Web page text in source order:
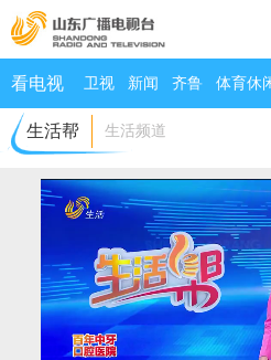
看电视 卫视 新闻 齐鲁 体育休
生活帮 生活频道